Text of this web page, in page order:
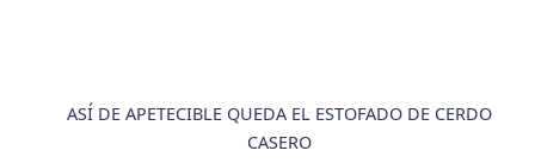
ASÍ DE APETECIBLE QUEDA EL ESTOFADO DE CERDO
CASERO